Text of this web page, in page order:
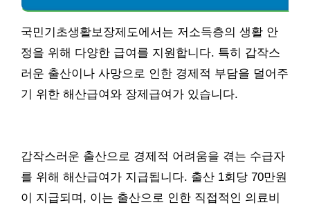
국민기초생활보장제도에서는 저소득층의 생활 안
정을 위해 다양한 급여를 지원합니다. 특히 갑작스
러운 출산이나 사망으로 인한 경제적 부담을 덜어주
기 위한 해산급여와 장제급여가 있습니다.
갑작스러운 출산으로 경제적 어려움을 겪는 수급자
를 위해 해산급여가 지급됩니다. 출산 1회당 70만원
이 지급되며, 이는 출산으로 인한 직접적인 의료비